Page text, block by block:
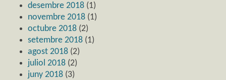
desembre 2018 (1)
novembre 2018 (1)
octubre 2018 (2)
setembre 2018 (1)
agost 2018 (2)
juliol 2018 (2)
juny 2018 (3)